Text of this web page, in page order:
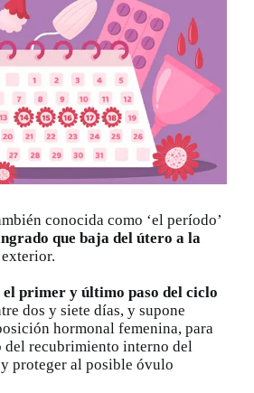
conocida como ‘el período’
que baja del útero a la
el primer y último paso del ciclo
dos y siete días, y supone
hormonal femenina, para
del recubrimiento interno del
proteger al posible óvulo